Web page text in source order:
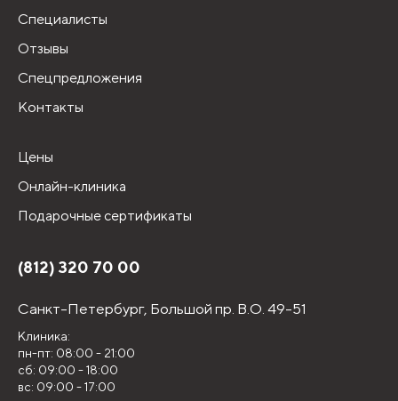
Специалисты
Отзывы
Спецпредложения
Контакты
Цены
Онлайн-клиника
Подарочные сертификаты
(812) 320 70 00
Санкт-Петербург, Большой пр. В.О. 49-51
Клиника:
пн-пт: 08:00 - 21:00
сб: 09:00 - 18:00
вс: 09:00 - 17:00